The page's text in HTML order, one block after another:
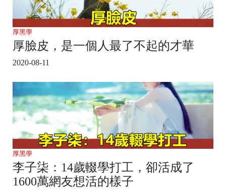
厚黑學
厚臉皮，是一個人最了不起的才華
2020-08-11
厚黑學
李子柒：14歲輟學打工，卻活成了
1600萬網友想活的樣子